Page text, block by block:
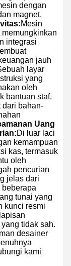
dengan
magnet,
Mesin
integrasi
jauh
layar
yang
oleh
bantuan staf.
dari bahan-
Uang
Di luar laci
kemampuan
kas, termasuk
oleh
pencurian
jelas dari
tunai yang
kunci resmi
tidak sah.
desainer
kami